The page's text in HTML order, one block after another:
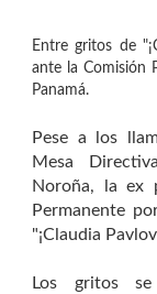
Entre gritos de
ante la Comisión
Panamá.
Pese a los
Mesa
Noroña, la ex
Permanente
"¡Claudia
Los gritos